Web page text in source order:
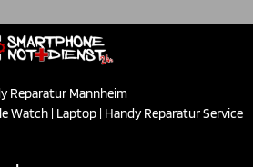
Reparatur Mannheim
Watch | Laptop | Handy Reparatur Service